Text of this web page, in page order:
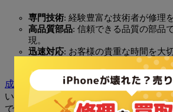
専門技術: 経験豊富な技術者が修理
高品質部品: 信頼できる品質の部品
現。
迅速対応: お客様の貴重な時間を大
成東店のサイトを訪れて、さらに詳し
い。また、iPhone 7の
技術仕様も合わせ
で、修理後のデバイス性能を最大限に